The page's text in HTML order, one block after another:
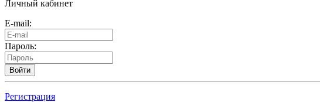
Личный кабинет
E-mail:
Пароль:
Войти
Регистрация